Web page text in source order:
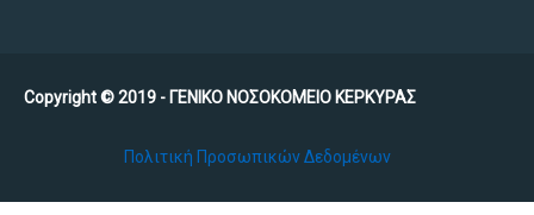
Copyright © 2019 - ΓΕΝΙΚΟ ΝΟΣΟΚΟΜΕΙΟ ΚΕΡΚΥΡΑΣ
Πολιτική Προσωπικών Δεδομένων